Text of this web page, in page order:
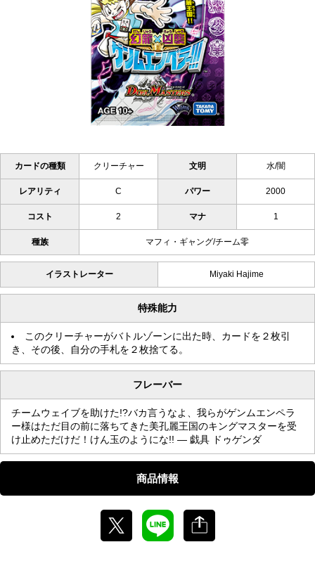
カードの種類 クリーチャー 文明 水/闇
レアリティ C パワー 2000
コスト 2 マナ 1
種族 マフィ・ギャング/チーム零
イラストレーター Miyaki Hajime
特殊能力
このクリーチャーがバトルゾーンに出た時、カードを２枚引
き、その後、自分の手札を２枚捨てる。
フレーバー
チームウェイブを助けた!?バカ言うなよ、我らがゲンムエンペラ
ー様はただ目の前に落ちてきた美孔麗王国のキングマスターを受
け止めただけだ！けん玉のようにな!! — 戯具 ドゥゲンダ
商品情報